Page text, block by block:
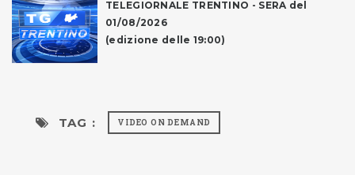
TELEGIORNALE TRENTINO - SERA del
01/08/2026
(edizione delle 19:00)
TAG : VIDEO ON DEMAND